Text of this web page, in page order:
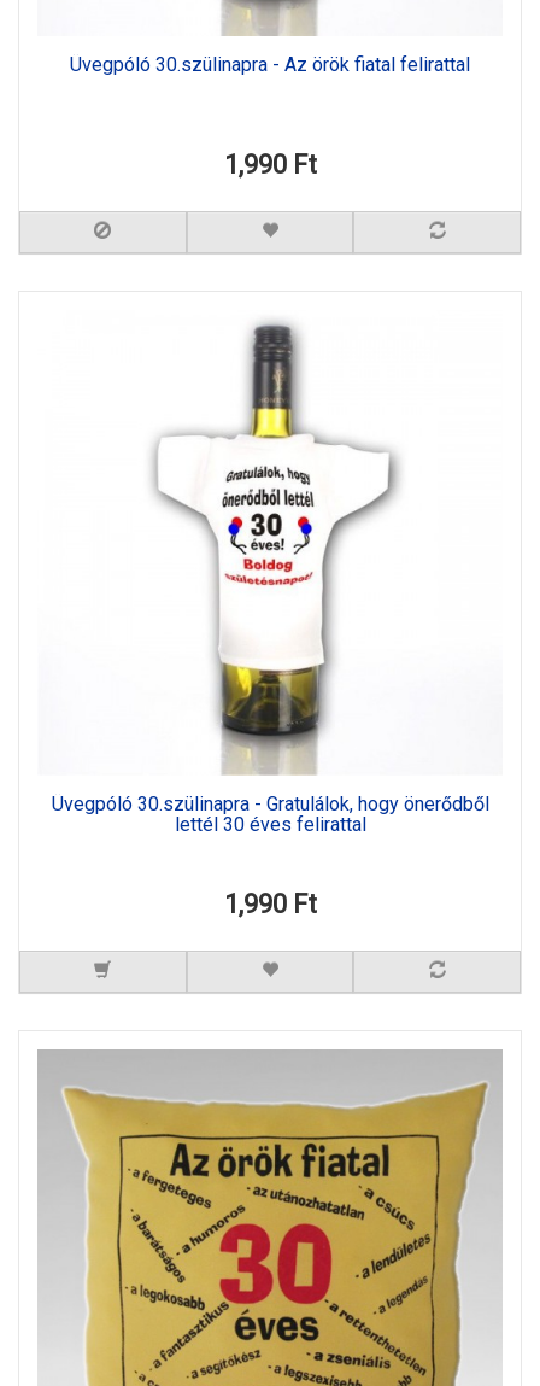
Üvegpóló 30.szülinapra - Az örök fiatal felirattal
1,990 Ft
Üvegpóló 30.szülinapra - Gratulálok, hogy önerődből
lettél 30 éves felirattal
1,990 Ft